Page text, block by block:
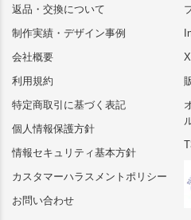
返品・交換について
制作実績・デザイン事例
会社概要
利用規約
特定商取引に基づく表記
個人情報保護方針
情報セキュリティ基本方針
カスタマーハラスメントポリシー
お問い合わせ
X